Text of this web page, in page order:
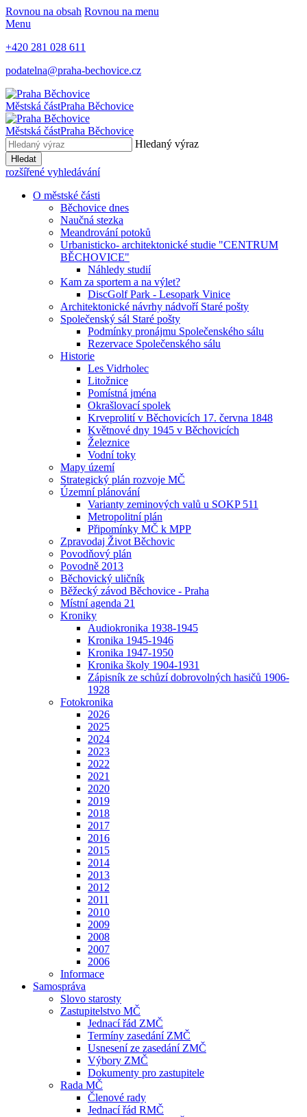
Rovnou na obsah Rovnou na menu
Menu
+420 281 028 611
podatelna@praha-bechovice.cz
Městská částPraha Běchovice
Městská částPraha Běchovice
Hledaný výraz
Hledat
rozšířené vyhledávání
O městské části
Běchovice dnes
Naučná stezka
Meandrování potoků
Urbanisticko- architektonické studie "CENTRUM
BĚCHOVICE"
Náhledy studií
Kam za sportem a na výlet?
DiscGolf Park - Lesopark Vinice
Architektonické návrhy nádvoří Staré pošty
Společenský sál Staré pošty
Podmínky pronájmu Společenského sálu
Rezervace Společenského sálu
Historie
Les Vidrholec
Litožnice
Pomístná jména
Okrašlovací spolek
Krveprolití v Běchovicích 17. června 1848
Květnové dny 1945 v Běchovicích
Železnice
Vodní toky
Mapy území
Strategický plán rozvoje MČ
Územní plánování
Varianty zeminových valů u SOKP 511
Metropolitní plán
Připomínky MČ k MPP
Zpravodaj Život Běchovic
Povodňový plán
Povodně 2013
Běchovický uličník
Běžecký závod Běchovice - Praha
Místní agenda 21
Kroniky
Audiokronika 1938-1945
Kronika 1945-1946
Kronika 1947-1950
Kronika školy 1904-1931
Zápisník ze schůzí dobrovolných hasičů 1906-
1928
Fotokronika
2026
2025
2024
2023
2022
2021
2020
2019
2018
2017
2016
2015
2014
2013
2012
2011
2010
2009
2008
2007
2006
Informace
Samospráva
Slovo starosty
Zastupitelstvo MČ
Jednací řád ZMČ
Termíny zasedání ZMČ
Usnesení ze zasedání ZMČ
Výbory ZMČ
Dokumenty pro zastupitele
Rada MČ
Členové rady
Jednací řád RMČ